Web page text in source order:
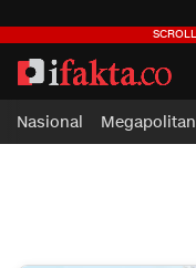
Nasional Megapolitan